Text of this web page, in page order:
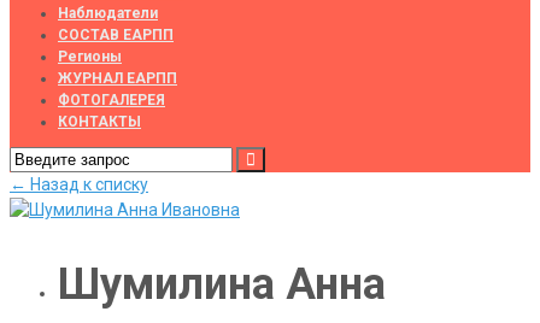
Наблюдатели
СОСТАВ ЕАРПП
Регионы
ЖУРНАЛ ЕАРПП
ФОТОГАЛЕРЕЯ
КОНТАКТЫ
← Назад к списку
Шумилина Анна